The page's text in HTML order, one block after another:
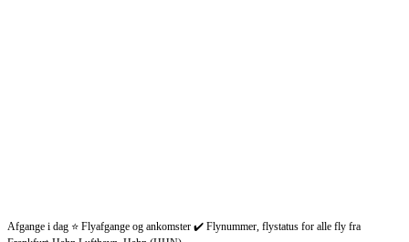
Afgange i dag ⭐ Flyafgange og ankomster ✔️ Flynummer, flystatus for alle fly fra